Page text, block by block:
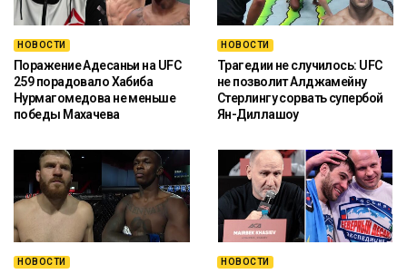
НОВОСТИ
Поражение Адесаньи на UFC
259 порадовало Хабиба
Нурмагомедова не меньше
победы Махачева
НОВОСТИ
Трагедии не случилось: UFC
не позволит Алджамейну
Стерлингу сорвать супербой
Ян-Диллашоу
НОВОСТИ НОВОСТИ